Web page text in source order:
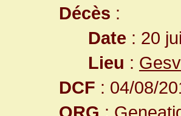
Décès :
Date : 20
Lieu :
DCF : 04/08/